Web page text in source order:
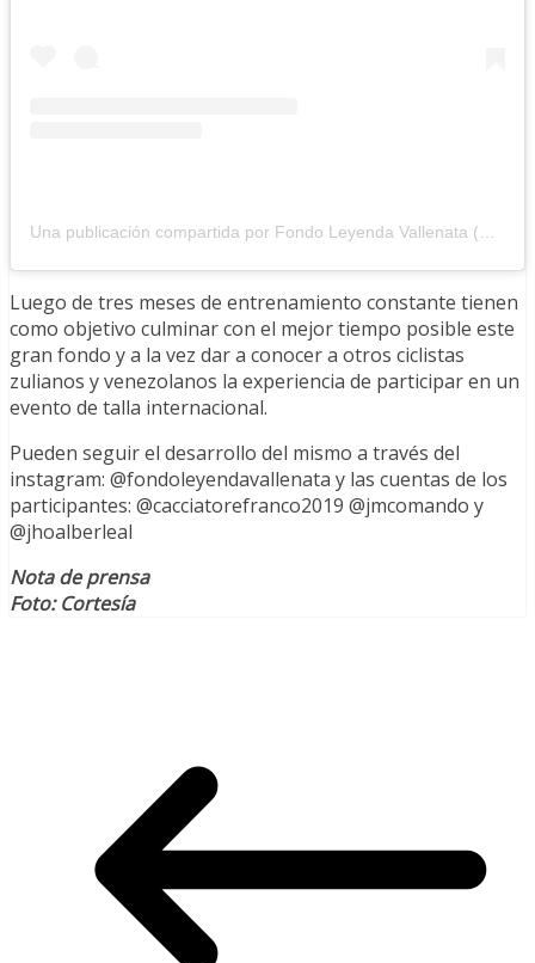
Una publicación compartida por Fondo Leyenda Vallenata (@fondoleyendavallenata)
Luego de tres meses de entrenamiento constante tienen
como objetivo culminar con el mejor tiempo posible este
gran fondo y a la vez dar a conocer a otros ciclistas
zulianos y venezolanos la experiencia de participar en un
evento de talla internacional.
Pueden seguir el desarrollo del mismo a través del
instagram: @fondoleyendavallenata y las cuentas de los
participantes: @cacciatorefranco2019 @jmcomando y
@jhoalberleal
Nota de prensa
Foto: Cortesía